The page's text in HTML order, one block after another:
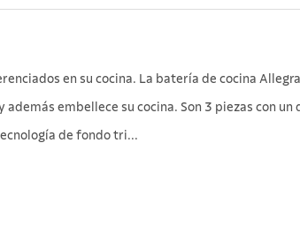
en su cocina. La batería de cocina
embellece su cocina. Son 3 piezas con un
de fondo tri...